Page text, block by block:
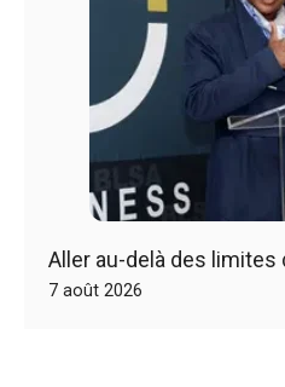
Aller au-delà des limites
7 août 2026